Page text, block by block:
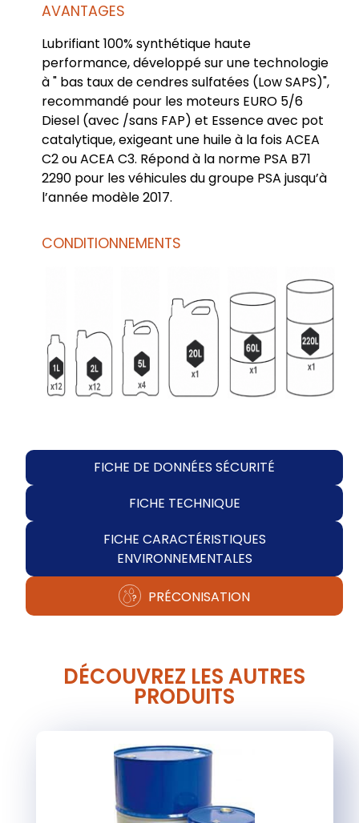
AVANTAGES
Lubrifiant 100% synthétique haute
performance, développé sur une technologie
à " bas taux de cendres sulfatées (Low SAPS)",
recommandé pour les moteurs EURO 5/6
Diesel (avec /sans FAP) et Essence avec pot
catalytique, exigeant une huile à la fois ACEA
C2 ou ACEA C3. Répond à la norme PSA B71
2290 pour les véhicules du groupe PSA jusqu’à
l’année modèle 2017.
CONDITIONNEMENTS
FICHE DE DONNÉES SÉCURITÉ
FICHE TECHNIQUE
FICHE CARACTÉRISTIQUES
ENVIRONNEMENTALES
PRÉCONISATION
DÉCOUVREZ LES AUTRES
PRODUITS